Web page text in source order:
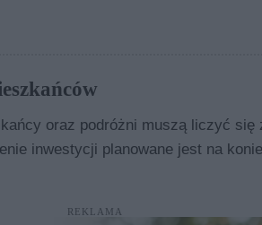
oraz podróżni muszą liczyć się
inwestycji planowane jest na
REKLAMA